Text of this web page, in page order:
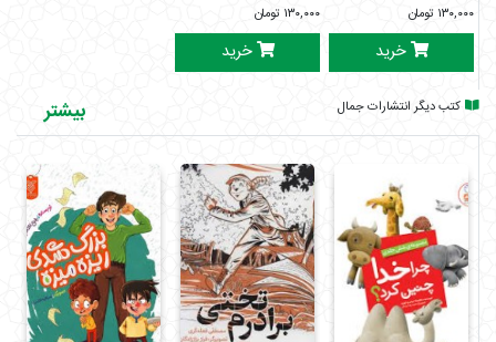
۱۳۰,۰۰۰ تومان
خرید
۱۳۰,۰۰۰ تومان
خرید
کتب دیگر انتشارات جمال بیشتر